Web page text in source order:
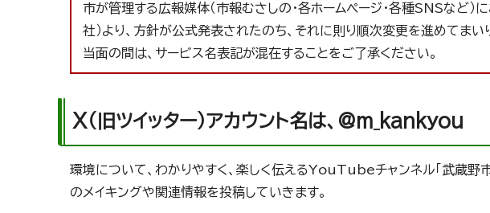
市が管理する広報媒体（市報むさしの・各ホームページ・各種SNSなど
社）より、方針が公式発表されたのち、それに則り順次変更を進めてまい
当面の間は、サービス名表記が混在することをご了承ください。
X（旧ツイッター）アカウント名は、@m_kankyou
環境について、わかりやすく、楽しく伝えるYouTubeチャンネル「武蔵野市
のメイキングや関連情報を投稿していきます。